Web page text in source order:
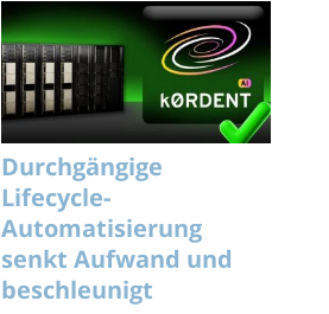
Durchgängige
Lifecycle-
Automatisierung
senkt Aufwand und
beschleunigt